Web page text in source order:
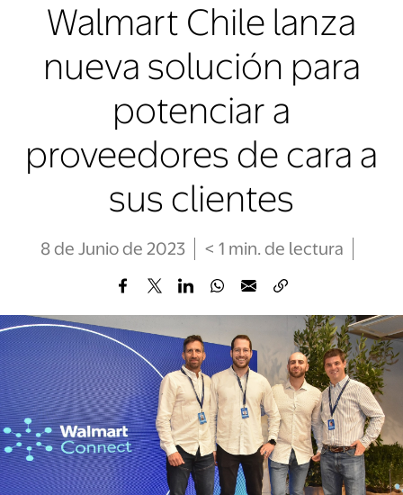
Walmart Chile lanza
nueva solución para
potenciar a
proveedores de cara a
sus clientes
8 de Junio de 2023 < 1 min. de lectura